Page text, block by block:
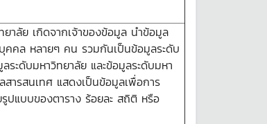
าลัย เกิดจากเจ้าของข้อมูล นำข้อมูล
คคล หลายๆ คน รวมกันเป็นข้อมูลระดับ
ะดับมหาวิทยาลัย และข้อมูลระดับมหา
ารสนเทศ แสดงเป็นข้อมูลเพื่อการ
ปแบบของตาราง ร้อยละ สถิติ หรือ